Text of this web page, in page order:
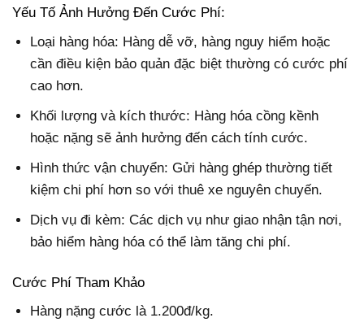
Yếu Tố Ảnh Hưởng Đến Cước Phí:
Loại hàng hóa: Hàng dễ vỡ, hàng nguy hiểm hoặc
cần điều kiện bảo quản đặc biệt thường có cước phí
cao hơn.
Khối lượng và kích thước: Hàng hóa cồng kềnh
hoặc nặng sẽ ảnh hưởng đến cách tính cước.
Hình thức vận chuyển: Gửi hàng ghép thường tiết
kiệm chi phí hơn so với thuê xe nguyên chuyến.
Dịch vụ đi kèm: Các dịch vụ như giao nhận tận nơi,
bảo hiểm hàng hóa có thể làm tăng chi phí.
Cước Phí Tham Khảo
Hàng nặng cước là 1.200đ/kg.